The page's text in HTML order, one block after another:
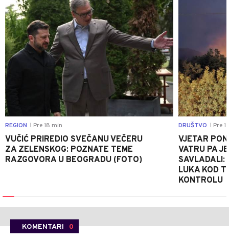
REGION Pre 18 min
VUČIĆ PRIREDIO SVEČANU VEČERU
ZA ZELENSKOG: POZNATE TEME
RAZGOVORA U BEOGRADU (FOTO)
DRUŠTVO Pre 1
VJETAR
VATRU PA
SAVLADALI:
LUKA KOD
KONTROLU
KOMENTARI 0